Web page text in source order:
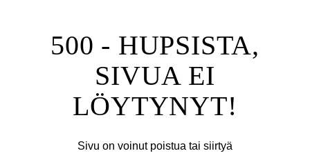
500 - HUPSISTA,
SIVUA EI
LÖYTYNYT!
Sivu on voinut poistua tai siirtyä